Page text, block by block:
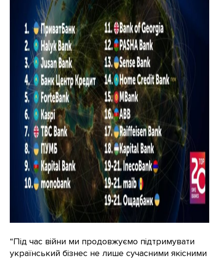
“Під час війни ми продовжуємо підтримувати
український бізнес не лише сучасними якісними